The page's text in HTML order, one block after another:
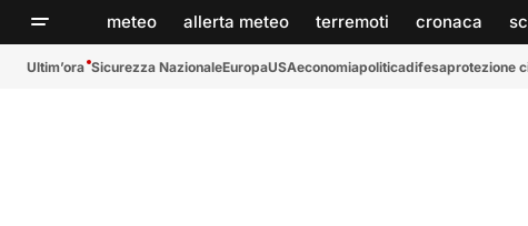
meteo allerta meteo terremoti cronaca
Ultim’ora Sicurezza NazionaleEuropaUSAeconomiapoliticadifesaprotezione